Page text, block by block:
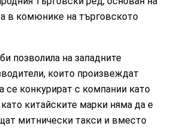
в комюнике на търговското
позволила на западните
които произвеждат
се конкурират с компании като
като китайските марки няма да е
митнически такси и вместо